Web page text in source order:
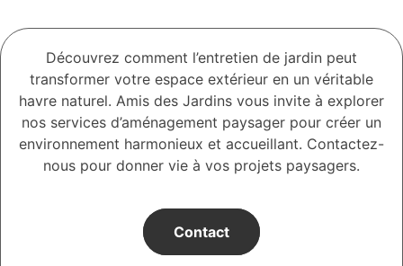
Découvrez comment l’entretien de jardin peut
transformer votre espace extérieur en un véritable
havre naturel. Amis des Jardins vous invite à explorer
nos services d’aménagement paysager pour créer un
environnement harmonieux et accueillant. Contactez-
nous pour donner vie à vos projets paysagers.
Contact